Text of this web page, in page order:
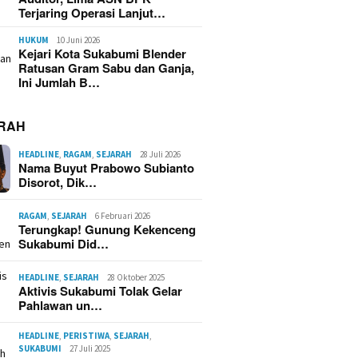
Terjaring Operasi Lanjut…
HUKUM 10 Juni 2026
Kejari Kota Sukabumi Blender
Ratusan Gram Sabu dan Ganja,
Ini Jumlah B…
HEADLINE, RAGAM, SEJARAH 28 Juli 2026
Nama Buyut Prabowo Subianto
Disorot, Dik…
RAGAM, SEJARAH 6 Februari 2026
Terungkap! Gunung Kekenceng
Sukabumi Did…
HEADLINE, SEJARAH 28 Oktober 2025
Aktivis Sukabumi Tolak Gelar
Pahlawan un…
HEADLINE, PERISTIWA, SEJARAH,
SUKABUMI
27 Juli 2025